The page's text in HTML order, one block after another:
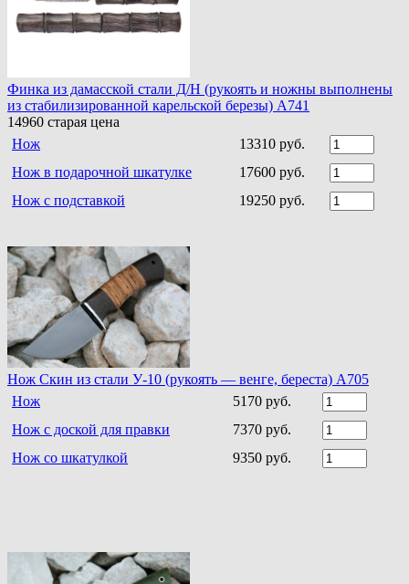
Финка из дамасской стали Д/Н (рукоять и ножны выполнены
из стабилизированной карельской березы) A741
14960 старая цена
Нож
13310 руб.
Нож в подарочной шкатулке
17600 руб.
Нож с подставкой
19250 руб.
Нож Скин из стали У-10 (рукоять — венге, береста) А705
Нож
5170 руб.
Нож с доской для правки
7370 руб.
Нож со шкатулкой
9350 руб.